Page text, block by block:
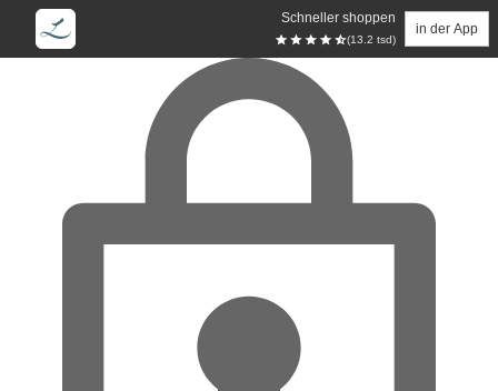
Schneller shoppen
(13.2 tsd)
in der App
Zum Hauptinhalt springen